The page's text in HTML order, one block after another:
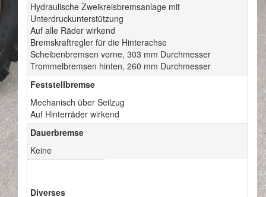
Hydraulische Zweikreisbremsanlage mit
Unterdruckunterstützung
Auf alle Räder wirkend
Bremskraftregler für die Hinterachse
Scheibenbremsen vorne, 303 mm Durchmesser
Trommelbremsen hinten, 260 mm Durchmesser
Feststellbremse
Mechanisch über Seilzug
Auf Hinterräder wirkend
Dauerbremse
Keine
Diverses